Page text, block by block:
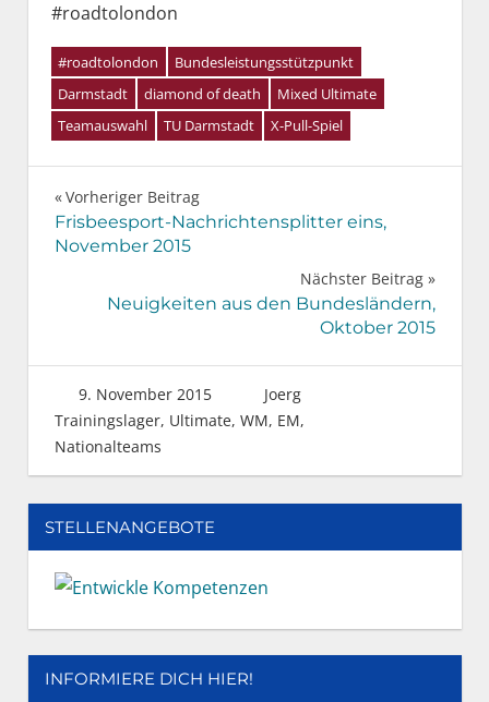
#roadtolondon
#roadtolondon
Bundesleistungsstützpunkt
Darmstadt
diamond of death
Mixed Ultimate
Teamauswahl
TU Darmstadt X-Pull-Spiel
Beitragsnavigation
Vorheriger Beitrag
Frisbeesport-Nachrichtensplitter eins,
November 2015
Nächster Beitrag
Neuigkeiten aus den Bundesländern,
Oktober 2015
9. November 2015
Joerg
Trainingslager, Ultimate, WM, EM,
Nationalteams
STELLENANGEBOTE
INFORMIERE DICH HIER!